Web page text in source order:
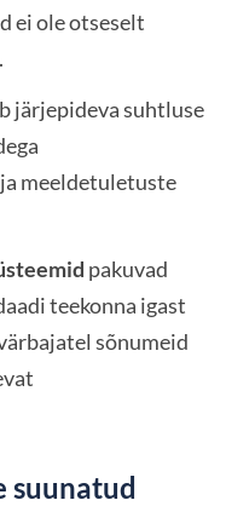
ei ole otseselt
järjepideva suhtluse
meeldetuletuste
pakuvad
teekonna igast
sõnumeid
suunatud